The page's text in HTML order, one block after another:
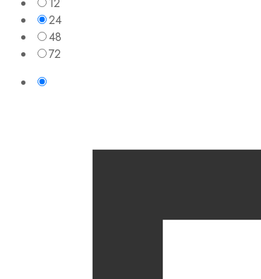
24
48
72